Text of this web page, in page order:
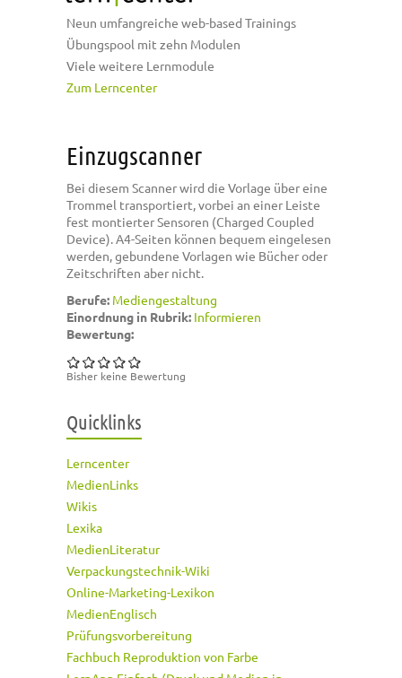
Neun umfangreiche web-based Trainings
Übungspool mit zehn Modulen
Viele weitere Lernmodule
Zum Lerncenter
Einzugscanner
Bei diesem Scanner wird die Vorlage über eine
Trommel transportiert, vorbei an einer Leiste
fest montierter Sensoren (Charged Coupled
Device). A4-Seiten können bequem eingelesen
werden, gebundene Vorlagen wie Bücher oder
Zeitschriften aber nicht.
Berufe: Mediengestaltung
Einordnung in Rubrik: Informieren
Bewertung:
Bisher keine Bewertung
Quicklinks
Lerncenter
MedienLinks
Wikis
Lexika
MedienLiteratur
Verpackungstechnik-Wiki
Online-Marketing-Lexikon
MedienEnglisch
Prüfungsvorbereitung
Fachbuch Reproduktion von Farbe